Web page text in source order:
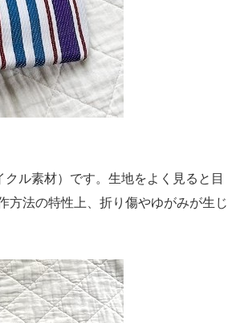
ル素材）です。生地をよく見ると目
方法の特性上、折り傷やゆがみが生じ